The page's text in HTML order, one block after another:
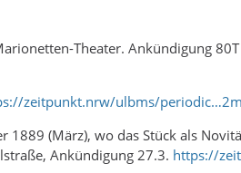
Theater. Ankündigung
zeitpunkt.nrw/ulbms/
1889 (März), wo das Stück als
Ankündigung 27.3. https://